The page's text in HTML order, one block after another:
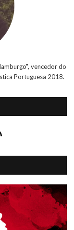
vencedor do
Portuguesa 2018.